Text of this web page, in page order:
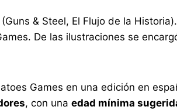
& Steel, El Flujo de la
De las ilustraciones se
Games en una edición en
, con unaedad mínima